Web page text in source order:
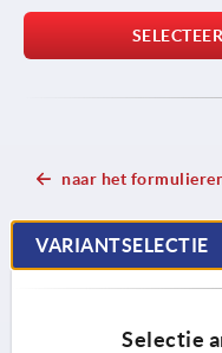
naar het
VARIANTSELECTIE
Selectie